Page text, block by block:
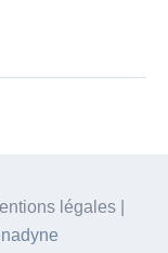
légales |